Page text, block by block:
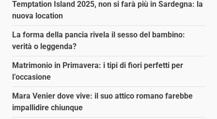
Temptation Island 2025, non si farà più in Sardegna: la
nuova location
La forma della pancia rivela il sesso del bambino:
verità o leggenda?
Matrimonio in Primavera: i tipi di fiori perfetti per
l’occasione
Mara Venier dove vive: il suo attico romano farebbe
impallidire chiunque